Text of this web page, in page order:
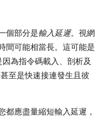
個部分是輸入延遲。視網
間可能相當長。這可能是
為指令碼載入、剖析及
至是快速接連發生且彼
都應盡量縮短輸入延遲，